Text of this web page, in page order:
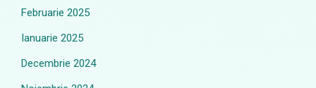
Februarie 2025
Ianuarie 2025
Decembrie 2024